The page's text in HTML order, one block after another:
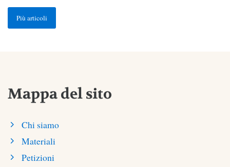
Più articoli
Mappa del sito
Chi siamo
Materiali
Petizioni